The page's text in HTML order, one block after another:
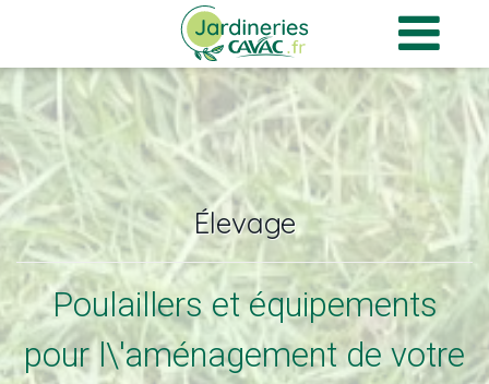
Élevage
Poulaillers et équipements
pour l\'aménagement de votre
Panneau de gestion des cookies